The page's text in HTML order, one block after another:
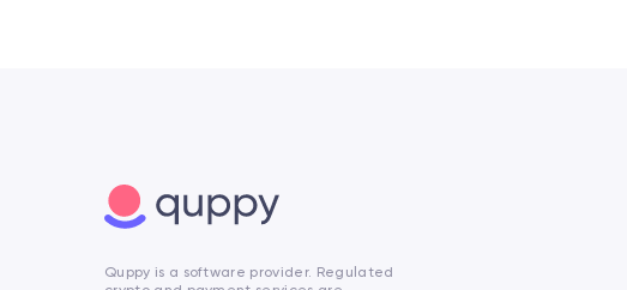
Quppy is a software provider. Regulated